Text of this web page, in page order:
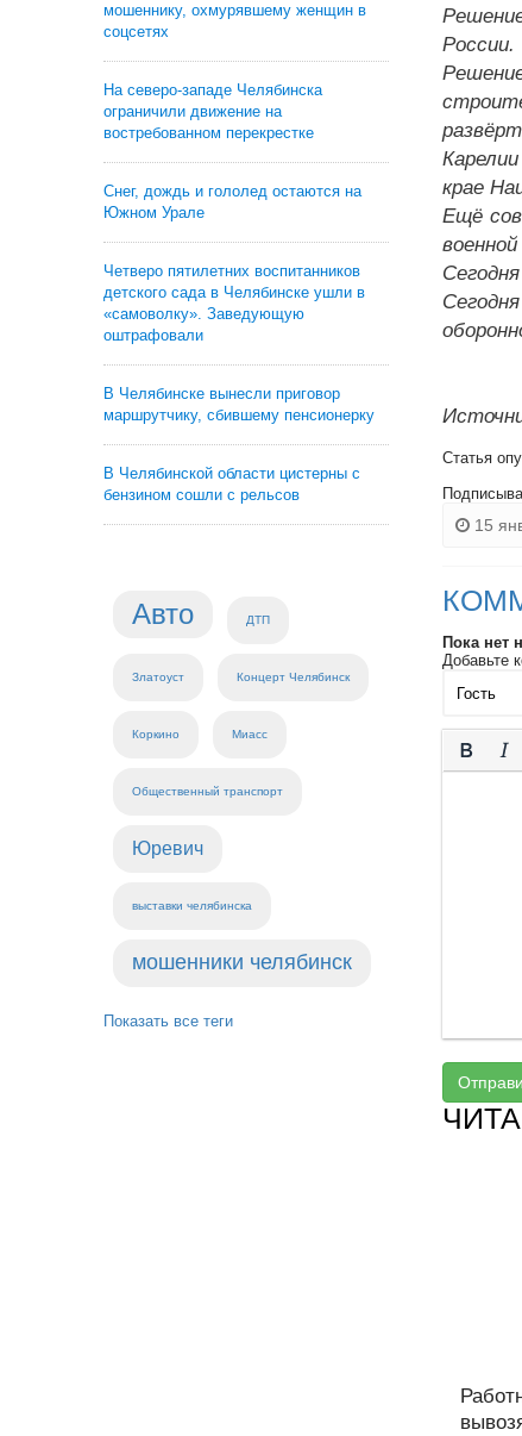
мошеннику, охмурявшему женщин в
соцсетях
На северо-западе Челябинска
ограничили движение на
востребованном перекрестке
Снег, дождь и гололед остаются на
Южном Урале
Четверо пятилетних воспитанников
детского сада в Челябинске ушли в
«самоволку». Заведующую
оштрафовали
В Челябинске вынесли приговор
маршрутчику, сбившему пенсионерку
В Челябинской области цистерны с
бензином сошли с рельсов
Авто ДТП
Златоуст Концерт Челябинск
Коркино Миасс
Общественный транспорт
Юревич
выставки челябинска
мошенники челябинск
Показать все теги
России.
крае
Ещё
Статья
15
Пока нет
Добавьте